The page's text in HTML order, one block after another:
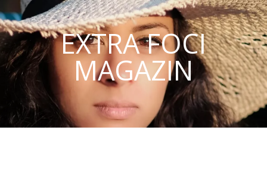
EXTRA FOCI
MAGAZIN